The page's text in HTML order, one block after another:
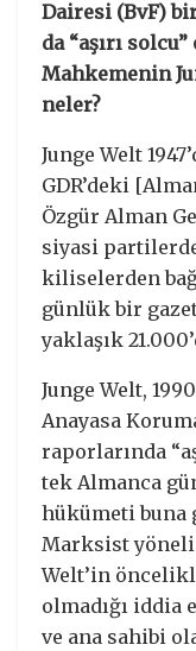
Dairesi (BvF) bir
da “aşırı
Mahkemenin
neler?
Junge Welt
GDR’deki
Özgür Alman
siyasi
kiliselerden
günlük bir
yaklaşık
Junge Welt,
Anayasa
raporlarında
tek Almanca
hükümeti buna
Marksist
Welt’in
olmadığı iddia
ve ana sahibi